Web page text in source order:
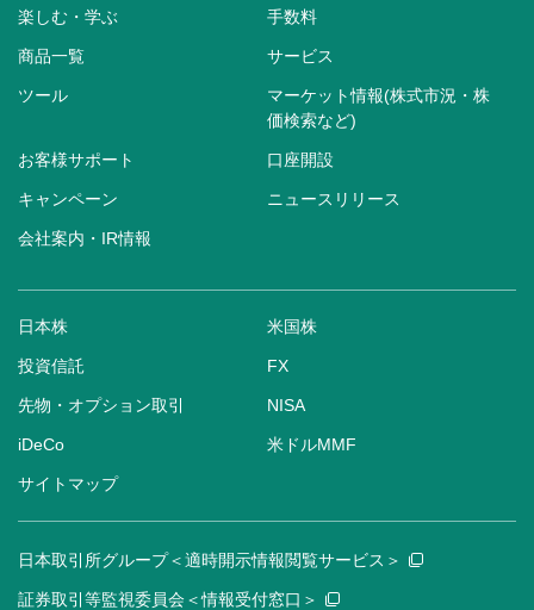
楽しむ・学ぶ 手数料
商品一覧 サービス
ツール
マーケット情報(株式市況・株
価検索など)
お客様サポート 口座開設
キャンペーン ニュースリリース
会社案内・IR情報
日本株 米国株
投資信託 FX
先物・オプション取引 NISA
iDeCo 米ドルMMF
サイトマップ
日本取引所グループ＜適時開示情報閲覧サービス＞
証券取引等監視委員会＜情報受付窓口＞